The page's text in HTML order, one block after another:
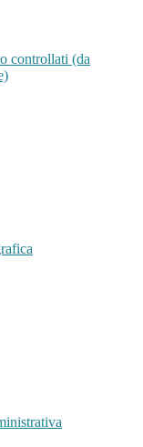
controllati (da